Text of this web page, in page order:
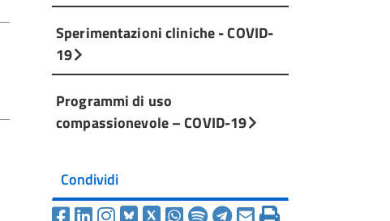
Sperimentazioni cliniche - COVID-
19
Programmi di uso
compassionevole – COVID-19
Condividi